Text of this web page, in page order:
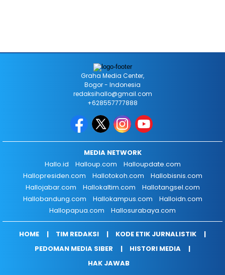
Graha Media Center,
Bogor - Indonesia
redaksihallo@gmail.com
+628557777888
MEDIA NETWORK
Hallo.id
Halloup.com
Halloupdate.com
Hallopresiden.com
Hallotokoh.com
Hallobisnis.com
Hallojabar.com
Hallokaltim.com
Hallotangsel.com
Hallobandung.com
Hallokampus.com
Halloidn.com
Hallopapua.com
Hallosurabaya.com
HOME TIM REDAKSI
KODE ETIK JURNALISTIK
PEDOMAN MEDIA SIBER
HISTORI MEDIA
HAK JAWAB